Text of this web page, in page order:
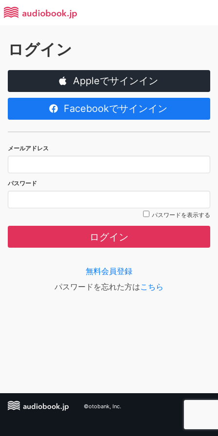
ログイン
Appleでサインイン
Facebookでサインイン
メールアドレス
パスワード
パスワードを表示する
ログイン
無料会員登録
パスワードを忘れた方はこちら
©otobank, Inc.